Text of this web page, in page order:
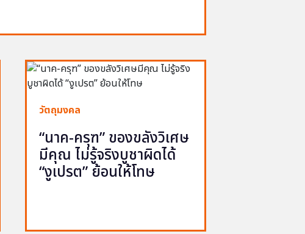
วัตถุมงคล
“นาค-ครุฑ” ของขลังวิเศษ
มีคุณ ไม่รู้จริงบูชาผิดได้
“งูเปรต” ย้อนให้โทษ